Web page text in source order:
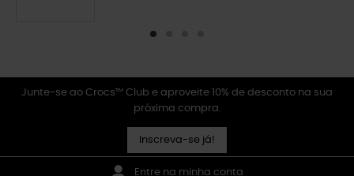
Junte-se ao Crocs™ Club e aproveite 10% de desconto na sua
próxima compra.
Inscreva-se já!
Entre na minha conta